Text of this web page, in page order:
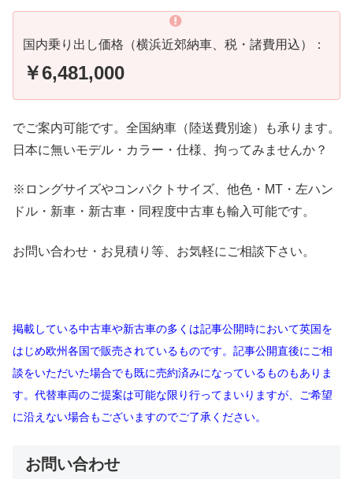
国内乗り出し価格（横浜近郊納車、税・諸費用込）：
￥6,481,000
でご案内可能です。全国納車（陸送費別途）も承ります。
日本に無いモデル・カラー・仕様、拘ってみませんか？
※ロングサイズやコンパクトサイズ、他色・MT・左ハン
ドル・新車・新古車・同程度中古車も輸入可能です。
お問い合わせ・お見積り等、お気軽にご相談下さい。
掲載している中古車や新古車の多くは記事公開時において英国を
はじめ欧州各国で販売されているものです。記事公開直後にご相
談をいただいた場合でも既に売約済みになっているものもありま
す。代替車両のご提案は可能な限り行ってまいりますが、ご希望
に沿えない場合もございますのでご了承ください。
お問い合わせ